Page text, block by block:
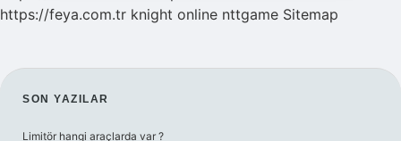
https://feya.com.tr knight online nttgame Sitemap
SIDEBAR
SON YAZILAR
Limitör hangi araçlarda var ?